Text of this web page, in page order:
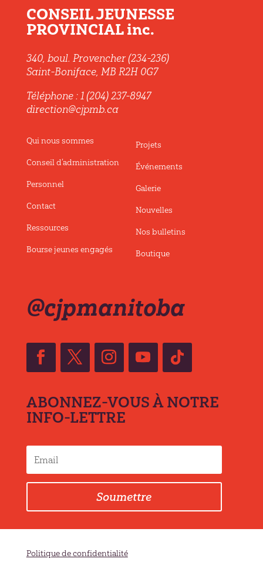
CONSEIL JEUNESSE
PROVINCIAL inc.
340, boul. Provencher (234-236)
Saint-Boniface, MB R2H 0G7
Téléphone : 1 (204) 237-8947
direction@cjpmb.ca
Qui nous sommes
Conseil d’administration
Personnel
Contact
Ressources
Bourse jeunes engagés
Projets
Événements
Galerie
Nouvelles
Nos bulletins
Boutique
@cjpmanitoba
ABONNEZ-VOUS À NOTRE
INFO-LETTRE
Soumettre
Politique de confidentialité